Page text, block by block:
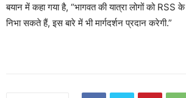
बयान में कहा गया है, “भागवत की यात्रा लोगों को RSS
निभा सकते हैं, इस बारे में भी मार्गदर्शन प्रदान करेगी.”